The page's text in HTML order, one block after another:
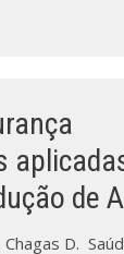
de
D.